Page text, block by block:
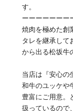
す。
ーーーーーーー
焼肉を極めた創
タレを継承して
から出る松坂牛
当店は『安心の
和牛のユッケや
豊富にご用意。
扱っているので